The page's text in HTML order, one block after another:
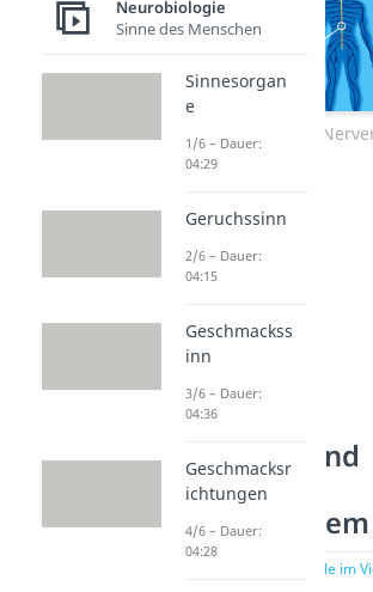
Zentrales
Zentrales und
peripheres
Nervensystem
zur Stelle im
Neurobiologie
Sinne des Menschen
Sinnesorgan
e
1/6 – Dauer:
04:29
Geruchssinn
2/6 – Dauer:
04:15
Geschmackss
inn
3/6 – Dauer:
04:36
Geschmacksr
ichtungen
4/6 – Dauer:
04:28